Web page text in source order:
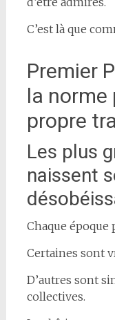
C’est là que
Premier
la norme
propre
Les plus
naissent
Chaque époque
Certaines sont
D’autres sont
collectives.